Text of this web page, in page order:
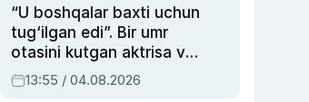
“U boshqalar baxti uchun
tug‘ilgan edi”. Bir umr
otasini kutgan aktrisa va
dublyaj ustasi Rimma
Ahmedovaning
13:55 / 04.08.2026